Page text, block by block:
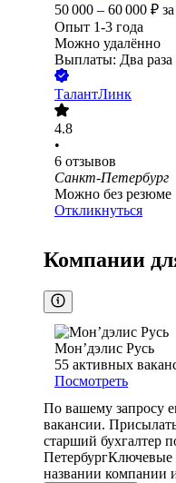
50 000 – 60 000 ₽
Опыт 1-3 года
Можно удалённо
Выплаты: Два раза
ТалантЛинк
4.8
•
6 отзывов
Санкт-Петербург
Можно без резюме
Откликнуться
Компании
Мон’дэлис Русь
55 активных
Посмотреть
По вашему запросу
вакансии.
старший бухгалтер
ПетербургКлючевые
названии компании